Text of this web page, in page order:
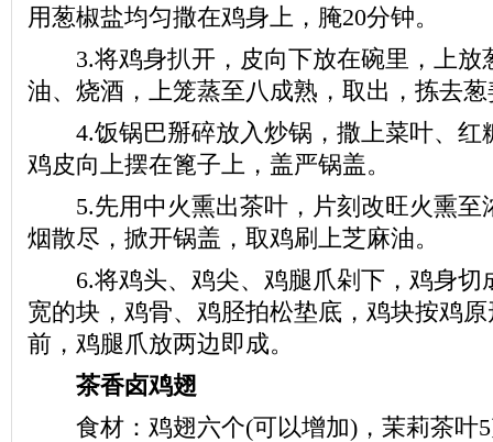
用葱椒盐均匀撒在鸡身上，腌20分钟。
3.将鸡身扒开，皮向下放在碗里，上放
油、烧酒，上笼蒸至八成熟，取出，拣去
4.饭锅巴掰碎放入炒锅，撒上菜叶、红
鸡皮向上摆在篦子上，盖严锅盖。
5.先用中火熏出茶叶，片刻改旺火熏至
烟散尽，掀开锅盖，取鸡刷上芝麻油。
6.将鸡头、鸡尖、鸡腿爪剁下，鸡身切
宽的块，鸡骨、鸡胫拍松垫底，鸡块按鸡
前，鸡腿爪放两边即成。
茶香卤鸡翅
食材：鸡翅六个(可以增加)，茉莉茶叶5